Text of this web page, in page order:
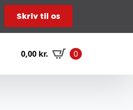
Skriv til os
0,00 kr. 0